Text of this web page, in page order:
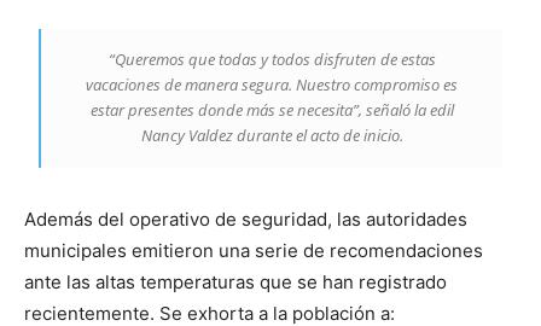
“Queremos que todas y todos disfruten de estas
vacaciones de manera segura. Nuestro compromiso es
estar presentes donde más se necesita”, señaló la edil
Nancy Valdez durante el acto de inicio.
Además del operativo de seguridad, las autoridades
municipales emitieron una serie de recomendaciones
ante las altas temperaturas que se han registrado
recientemente. Se exhorta a la población a: